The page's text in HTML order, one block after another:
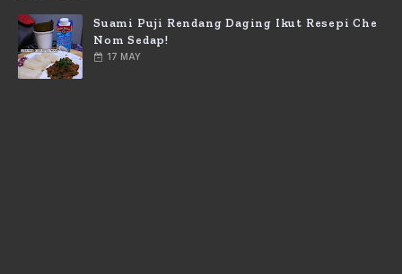
Suami Puji Rendang Daging Ikut Resepi Che
Nom Sedap!
17 MAY